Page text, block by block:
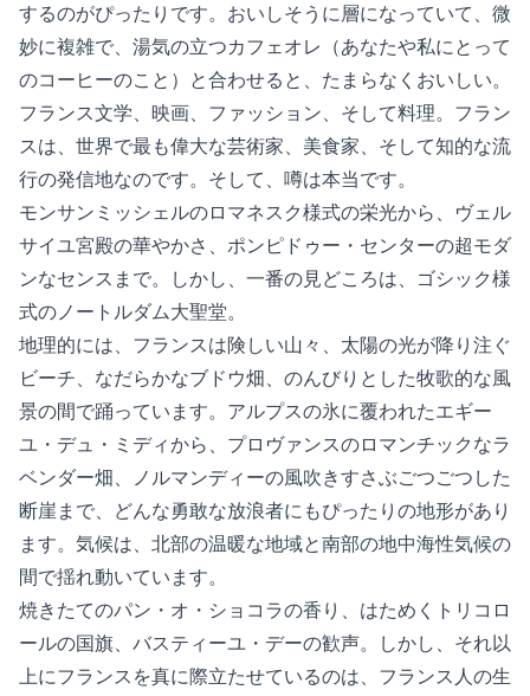
するのがぴったりです。おいしそうに層になっていて、微
妙に複雑で、湯気の立つカフェオレ（あなたや私にとって
のコーヒーのこと）と合わせると、たまらなくおいしい。
フランス文学、映画、ファッション、そして料理。フラン
スは、世界で最も偉大な芸術家、美食家、そして知的な流
行の発信地なのです。そして、噂は本当です。
モンサンミッシェルのロマネスク様式の栄光から、ヴェル
サイユ宮殿の華やかさ、ポンピドゥー・センターの超モダ
ンなセンスまで。しかし、一番の見どころは、ゴシック様
式のノートルダム大聖堂。
地理的には、フランスは険しい山々、太陽の光が降り注ぐ
ビーチ、なだらかなブドウ畑、のんびりとした牧歌的な風
景の間で踊っています。アルプスの氷に覆われたエギー
ユ・デュ・ミディから、プロヴァンスのロマンチックなラ
ベンダー畑、ノルマンディーの風吹きすさぶごつごつした
断崖まで、どんな勇敢な放浪者にもぴったりの地形があり
ます。気候は、北部の温暖な地域と南部の地中海性気候の
間で揺れ動いています。
焼きたてのパン・オ・ショコラの香り、はためくトリコロ
ールの国旗、バスティーユ・デーの歓声。しかし、それ以
上にフランスを真に際立たせているのは、フランス人の生